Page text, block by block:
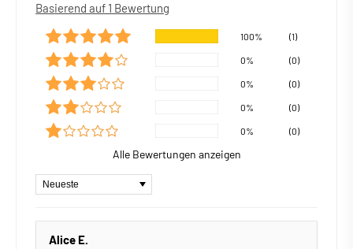
Basierend auf 1 Bewertung
100% (1)
0% (0)
0% (0)
0% (0)
0% (0)
Alle Bewertungen anzeigen
Sort by
Alice E.